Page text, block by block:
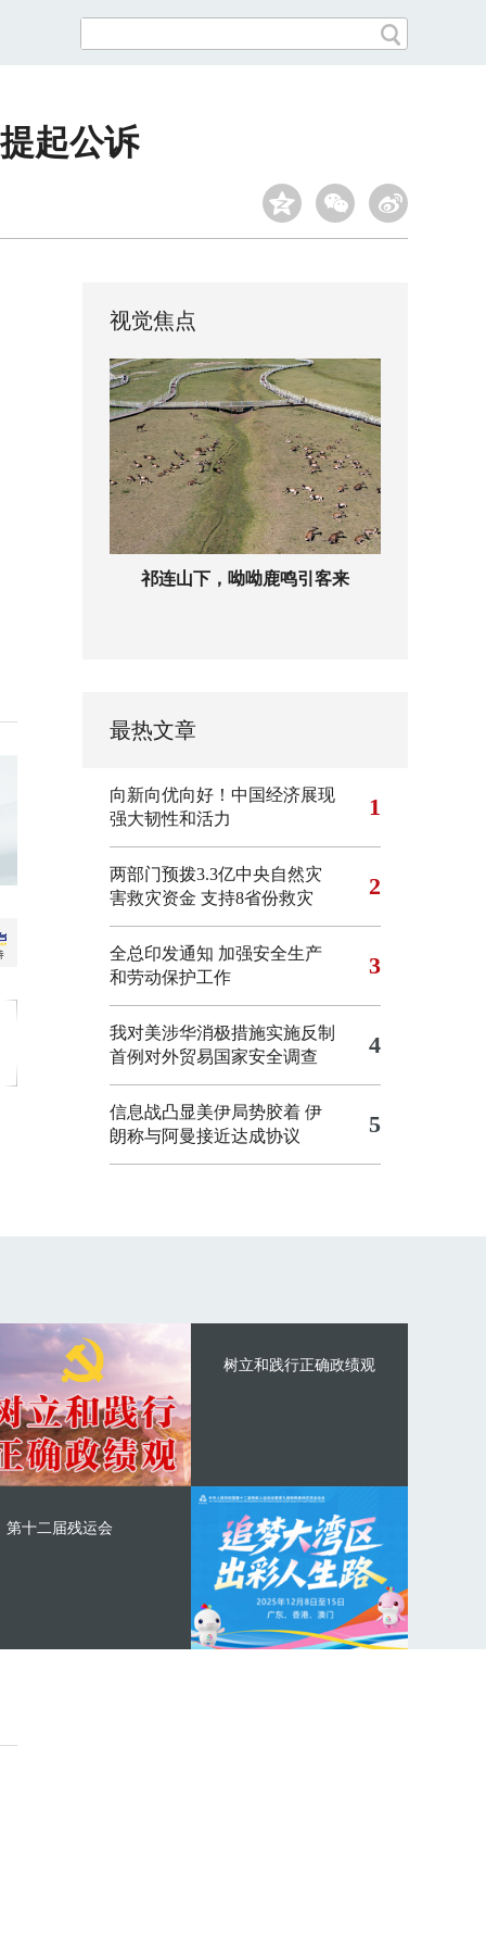
起公诉
视觉焦点
祁连山下，呦呦鹿鸣引客来
最热文章
向新向优向好！中国经济展现
强大韧性和活力
1
两部门预拨3.3亿中央自然灾
害救灾资金 支持8省份救灾
2
全总印发通知 加强安全生产
和劳动保护工作
3
我对美涉华消极措施实施反制
首例对外贸易国家安全调查
4
信息战凸显美伊局势胶着 伊
朗称与阿曼接近达成协议
5
树立和践行正确政绩观
第十二届残运会